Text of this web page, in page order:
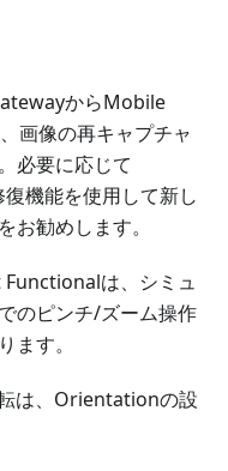
からMobile
画像の再キャプチャ
必要に応じて
機能を使用して新し
お勧めします。
は、シミュ
のピンチ/ズーム操作
ます。
は、Orientationの設